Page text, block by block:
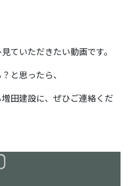
ていただきたい動画です。
と思ったら、
田建設に、ぜひご連絡くだ